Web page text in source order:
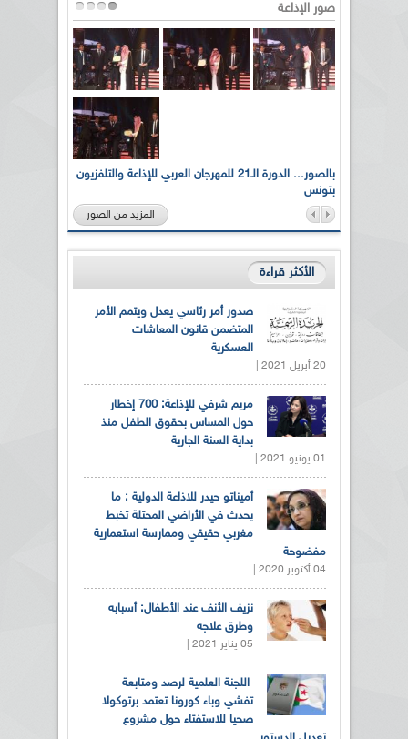
صور الإذاعة
بالصور... الدورة الـ21 للمهرجان العربي للإذاعة والتلفزيون
بتونس
المزيد من الصور
الأكثر قراءة
صدور أمر رئاسي يعدل ويتمم الأمر
المتضمن قانون المعاشات
العسكرية
20 أبريل 2021 |
مريم شرفي للإذاعة: 700 إخطار
حول المساس بحقوق الطفل منذ
بداية السنة الجارية
01 يونيو 2021 |
أميناتو حيدر للاذاعة الدولية : ما
يحدث في الأراضي المحتلة تخبط
مغربي حقيقي وممارسة استعمارية
مفضوحة
04 أكتوبر 2020 |
نزيف الأنف عند الأطفال: أسبابه
وطرق علاجه
05 يناير 2021 |
اللجنة العلمية لرصد ومتابعة
تفشي وباء كورونا تعتمد برتوكولا
صحيا للاستفتاء حول مشروع